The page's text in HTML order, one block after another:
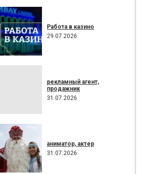
Работа в казино
29.07.2026
рекламный агент,
продажник
31.07.2026
аниматор, актер
31.07.2026